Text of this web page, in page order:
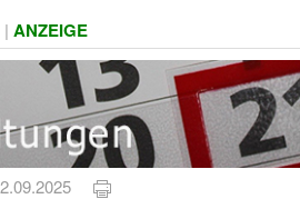
| ANZEIGE